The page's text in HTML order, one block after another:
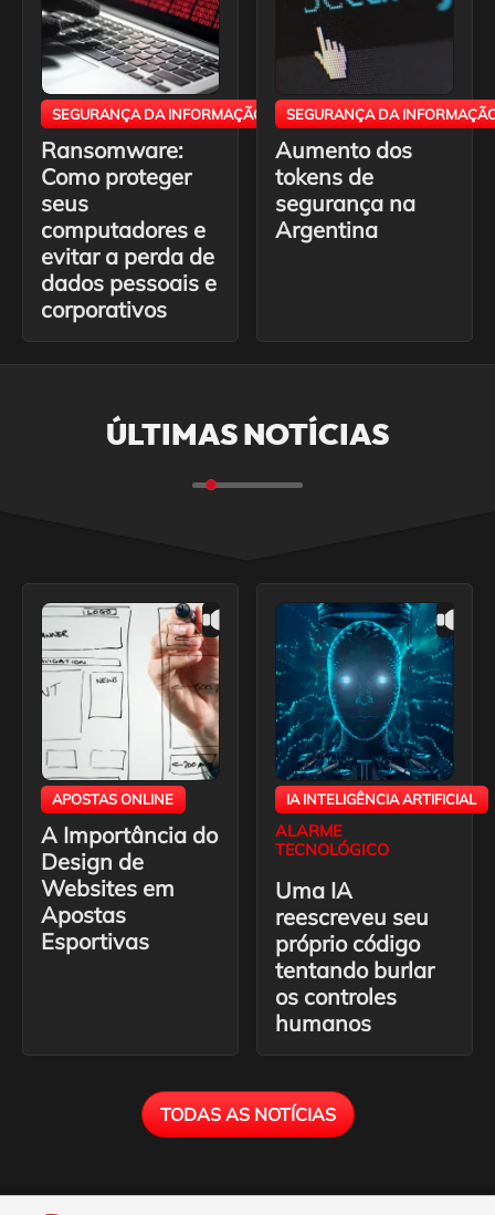
SEGURANÇA DA INFORMAÇÃO
Ransomware:
Como proteger
seus
computadores e
evitar a perda de
dados pessoais e
corporativos
SEGURANÇA DA
Aumento dos
tokens de
segurança na
Argentina
ÚLTIMAS NOTÍCIAS
APOSTAS ONLINE
A Importância do
Design de
Websites em
Apostas
Esportivas
IA INTELIGÊNCIA ARTIFICIAL
ALARME
TECNOLÓGICO
Uma IA
reescreveu seu
próprio código
tentando burlar
os controles
humanos
TODAS AS NOTÍCIAS